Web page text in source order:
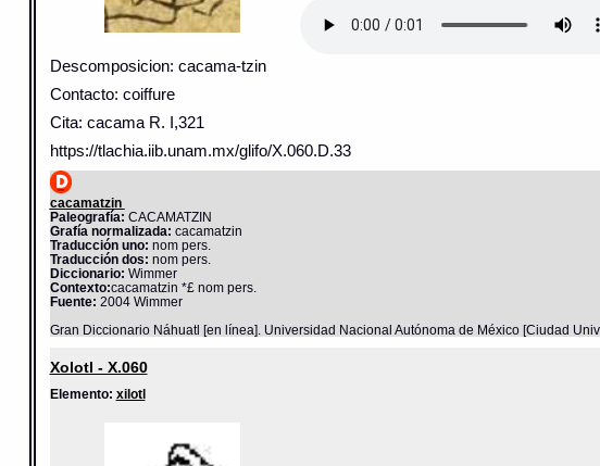
Descomposicion: cacama-tzin
Contacto: coiffure
Cita: cacama R. I,321
https://tlachia.iib.unam.mx/glifo/X.060.D.33
cacamatzin
Paleografía: CACAMATZIN
Grafía normalizada: cacamatzin
Traducción uno: nom pers.
Traducción dos: nom pers.
Diccionario: Wimmer
Contexto:cacamatzin *£ nom pers.
Fuente: 2004 Wimmer
Gran Diccionario Náhuatl [en línea]. Universidad Nacional Autónoma de México [Ciudad
Xolotl - X.060
Elemento: xilotl